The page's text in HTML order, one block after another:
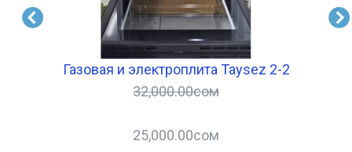
Газовая и электроплита Taysez 2-2
32,000.00сом
25,000.00сом